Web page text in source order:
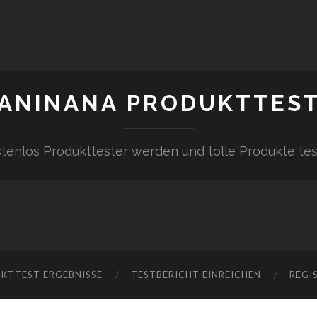
Produkttester werden und tolle Produkte
ERGEBNISSE TESTBERICHT EINREICHEN